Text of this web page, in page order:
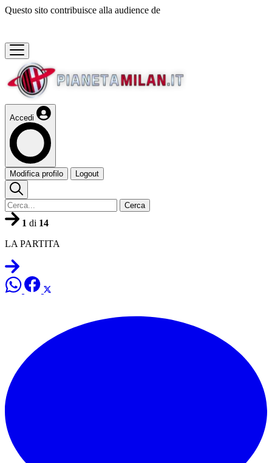
Questo sito contribuisce alla audience de
Accedi
Modifica profilo Logout
Cerca
1 di 14
LA PARTITA